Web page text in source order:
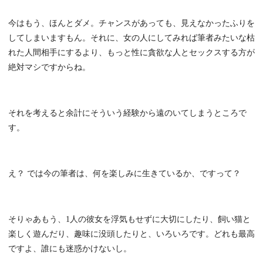
今はもう、ほんとダメ。チャンスがあっても、見えなかったふりを
してしまいますもん。それに、女の人にしてみれば筆者みたいな枯
れた人間相手にするより、もっと性に貪欲な人とセックスする方が
絶対マシですからね。
それを考えると余計にそういう経験から遠のいてしまうところで
す。
え？ では今の筆者は、何を楽しみに生きているか、ですって？
そりゃあもう、1人の彼女を浮気もせずに大切にしたり、飼い猫と
楽しく遊んだり、趣味に没頭したりと、いろいろです。どれも最高
ですよ、誰にも迷惑かけないし。